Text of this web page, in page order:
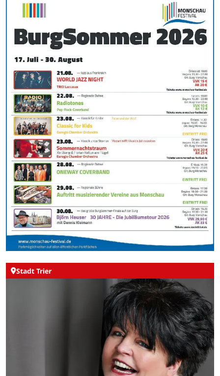
Stadt Trier